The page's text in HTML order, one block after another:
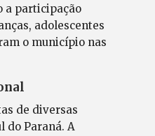
a participação
adolescentes
o município nas
de diversas
do Paraná. A